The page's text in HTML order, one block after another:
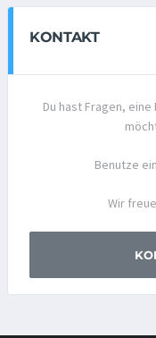
KONTAKT
Du hast Fragen,
Benutze
Wir